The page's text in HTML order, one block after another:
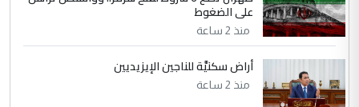
على الضغوط
منذ 2 ساعة
أراض سكنيَّة للناجين الإيزيديين
منذ 2 ساعة